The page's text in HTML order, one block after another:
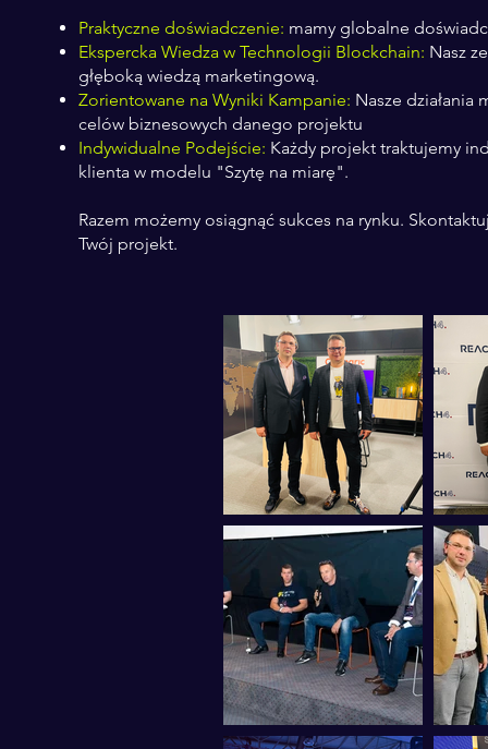
Praktyczne doświadczenie: mamy globalne
Ekspercka Wiedza w Technologii Blockchain: Nasz
głęboką wiedzą marketingową.
Zorientowane na Wyniki Kampanie: Nasze
celów biznesowych danego projektu
Indywidualne Podejście: Każdy projekt traktujemy
klienta w modelu "Szytę na miarę".
Razem możemy osiągnąć sukces na rynku.
Twój projekt.